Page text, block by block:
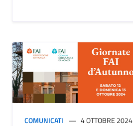
COMUNICATI 4 OTTOBRE 2024